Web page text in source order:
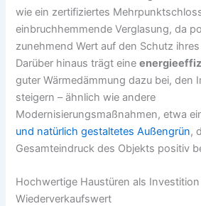
wie ein zertifiziertes
einbruchhemmende Verglasung, da
zunehmend Wert auf den Schutz
Darüber hinaus trägt eine
guter Wärmedämmung dazu bei, den
steigern – ähnlich wie andere
Modernisierungsmaßnahmen, etwa
und natürlich gestaltetes Außengrün,
Gesamteindruck des Objekts positiv
Hochwertige Haustüren als
Wiederverkaufswert